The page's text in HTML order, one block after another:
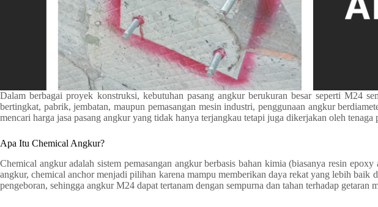
Dalam berbagai proyek konstruksi, kebutuhan pasang angkur berukuran besar seperti M24
bertingkat, pabrik, jembatan, maupun pemasangan mesin industri, penggunaan angkur
mencari harga jasa pasang angkur yang tidak hanya terjangkau tetapi juga dikerjakan oleh
Apa Itu Chemical Angkur?
Chemical angkur adalah sistem pemasangan angkur berbasis bahan kimia (biasanya resin
angkur, chemical anchor menjadi pilihan karena mampu memberikan daya rekat yang lebih
pengeboran, sehingga angkur M24 dapat tertanam dengan sempurna dan tahan terhadap getaran